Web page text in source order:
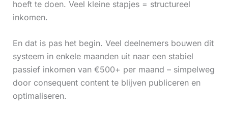
hoeft te doen. Veel kleine stapjes = structureel
inkomen.
En dat is pas het begin. Veel deelnemers bouwen dit
systeem in enkele maanden uit naar een stabiel
passief inkomen van €500+ per maand – simpelweg
door consequent content te blijven publiceren en
optimaliseren.